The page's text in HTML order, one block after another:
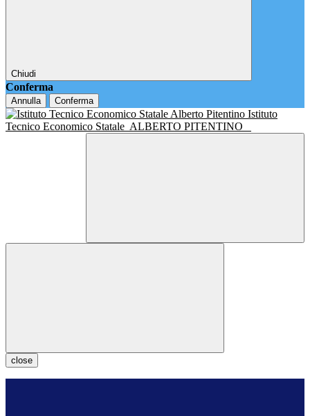
Chiudi
Conferma
Annulla Conferma
Istituto
Tecnico Economico Statale ALBERTO PITENTINO
close